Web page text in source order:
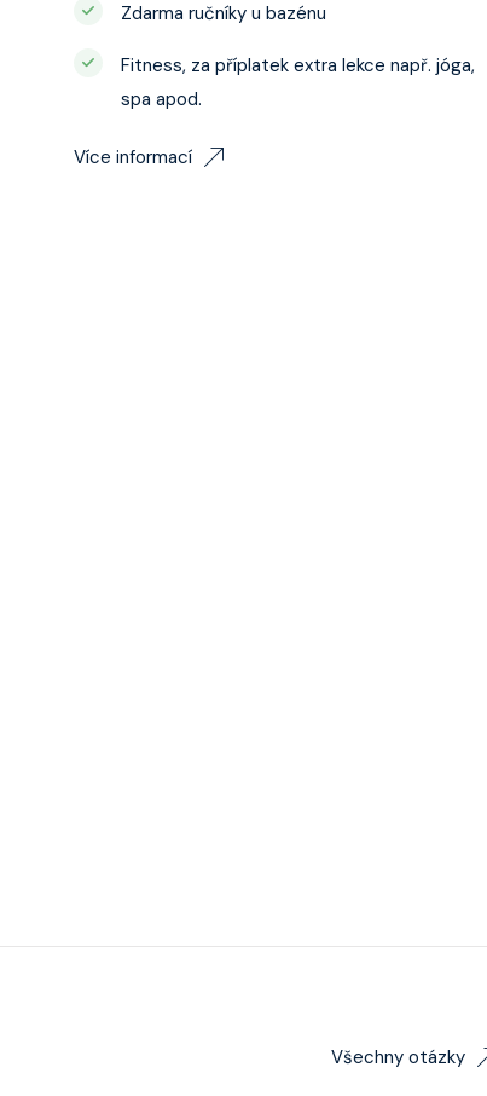
Zdarma ručníky u bazénu
Fitness, za příplatek extra lekce např. jóga,
spa apod.
Více informací
Všechny otázky